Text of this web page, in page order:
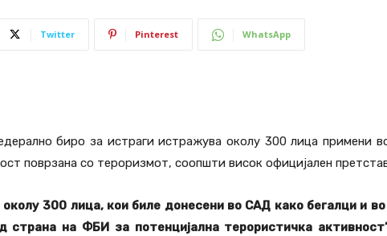
Twitter Pinterest WhatsApp
биро за истраги истражува околу 300 лица примени
поврзана со тероризмот, соопшти висок официјален
околу 300 лица, кои биле донесени во САД како бегалци и
страна на ФБИ за потенцијална терористичка